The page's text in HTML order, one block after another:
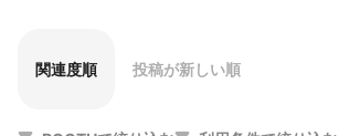
関連度順 投稿が新しい順